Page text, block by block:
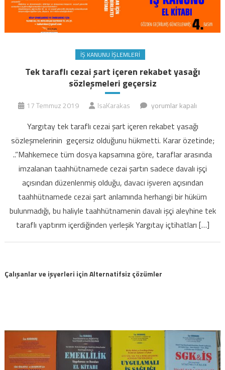
İŞ KANUNU İŞLEMLERI
Tek taraflı cezai şart içeren rekabet yasağı
sözleşmeleri geçersiz
17 Temmuz 2019 IsaKarakas
Tek
cezai
şart
içeren
rekabet
yasağı
sözleşmeleri
yorumlar kapalı
Yargıtay tek taraflı cezai şart içeren rekabet yasağı
sözleşmelerinin geçersiz olduğunu hükmetti. Karar özetinde;
..”Mahkemece tüm dosya kapsamına göre, taraflar arasında
imzalanan taahhütnamede cezai şartın sadece davalı işçi
açısından düzenlenmiş olduğu, davacı işveren açısından
taahhütnamede cezai şart anlamında herhangi bir hüküm
bulunmadığı, bu haliyle taahhütnamenin davalı işçi aleyhine tek
taraflı yaptırım içerdiğinden yerleşik Yargıtay içtihatları […]
Çalışanlar ve işyerleri için Alternatifsiz çözümler